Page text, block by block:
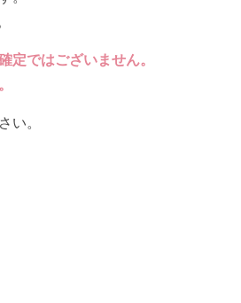
定ではございません。
い。